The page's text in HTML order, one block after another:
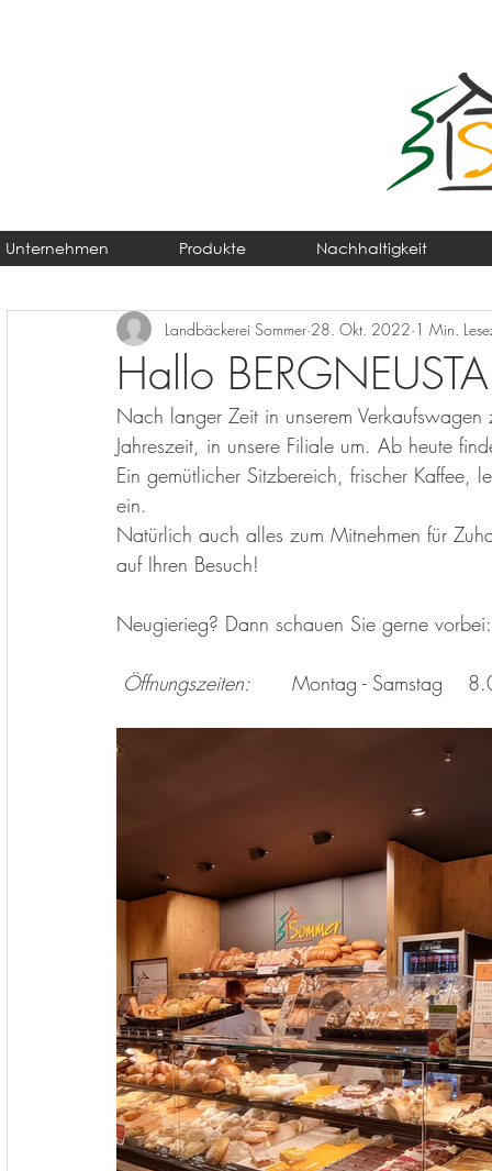
Unternehmen Produkte Nachhaltigkeit
Hallo
Landbäckerei Sommer 28. Okt. 2022 1 Min.
Nach langer Zeit in unserem
Jahreszeit, in unsere Filiale um. Ab heute
Ein gemütlicher Sitzbereich, frischer Kaffee,
ein.
Natürlich auch alles zum Mitnehmen für
auf Ihren Besuch!
Neugierieg? Dann schauen Sie gerne vorbei:
Öffnungszeiten: